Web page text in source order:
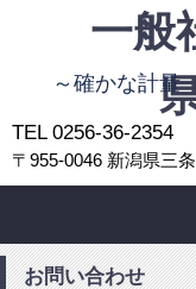
一般
～確かな計量
TEL 0256-36-2354
〒955-0046 新潟県三
お問い合わせ